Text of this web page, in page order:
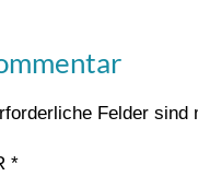
Felder sind
*